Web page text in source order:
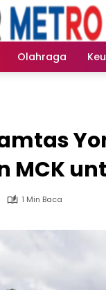
Olahraga
MCK
1 Min Baca